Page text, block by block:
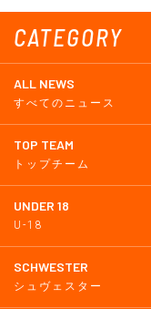
CATEGORY
ALL NEWS
すべてのニュース
TOP TEAM
トップチーム
UNDER 18
U-18
SCHWESTER
シュヴェスター